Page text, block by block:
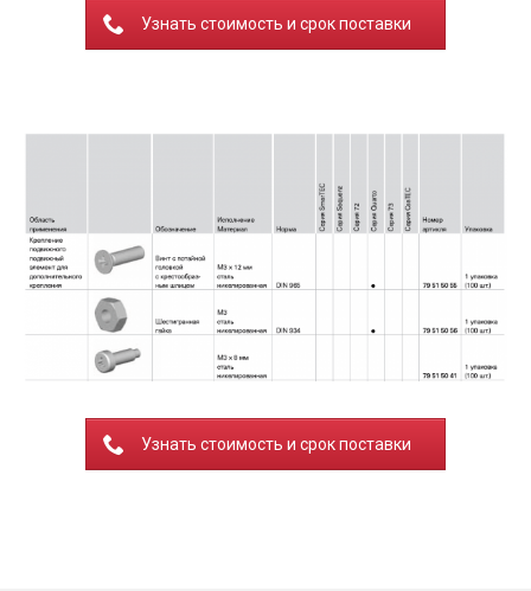
Узнать стоимость и срок поставки
Узнать стоимость и срок поставки